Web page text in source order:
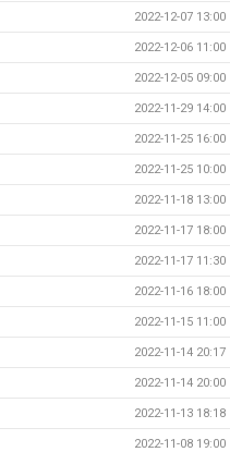
2022-12-07 13:00
2022-12-06 11:00
2022-12-05 09:00
2022-11-29 14:00
2022-11-25 16:00
2022-11-25 10:00
2022-11-18 13:00
2022-11-17 18:00
2022-11-17 11:30
2022-11-16 18:00
2022-11-15 11:00
2022-11-14 20:17
2022-11-14 20:00
2022-11-13 18:18
2022-11-08 19:00